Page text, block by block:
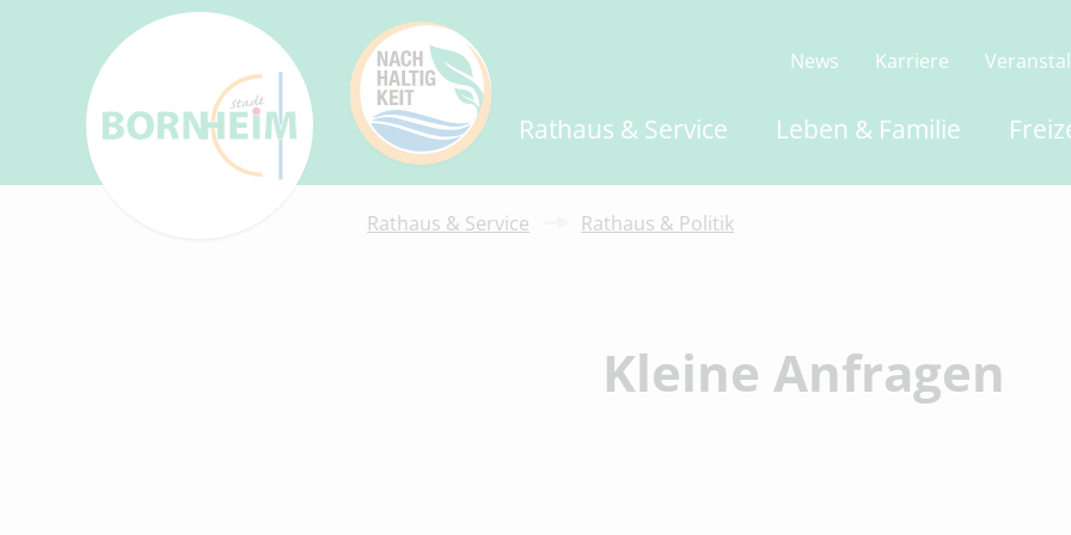
Rathaus & Service Leben & Familie
News Karriere
Rathaus & Service Rathaus & Politik
Kleine Anfragen